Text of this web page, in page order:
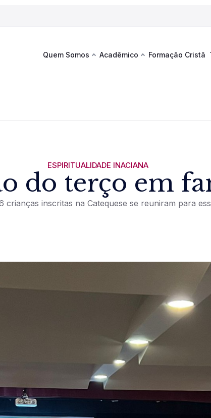
Quem Somos
Documentos Institucionais
Acadêmico Formação Cristã
ESPIRITUALIDADE INACIANA
do terço em
crianças inscritas na Catequese se reuniram para